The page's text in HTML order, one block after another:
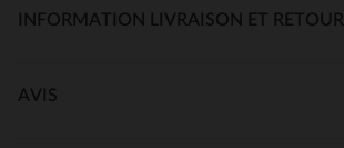
INFORMATION LIVRAISON ET RETOUR
AVIS